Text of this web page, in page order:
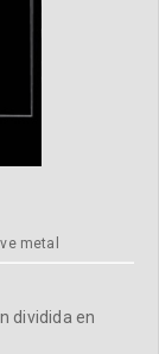
metal
dividida en